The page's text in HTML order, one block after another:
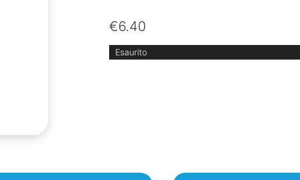
€6.40
Esaurito